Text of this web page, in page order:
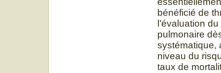
bénéficié de
l’évaluation
pulmonaire
systématique,
niveau du
taux de